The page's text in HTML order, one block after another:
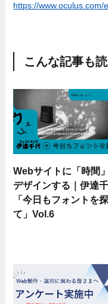
https://www.oculus.com/
こんな記事も
Webサイトに「時間
デザインする｜伊達
「今日もフォントを
て」Vol.6